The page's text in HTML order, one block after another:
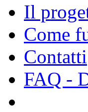
Il
Come
Contatti
FAQ -